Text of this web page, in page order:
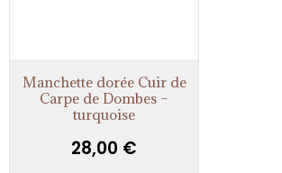
Manchette dorée Cuir de
Carpe de Dombes –
turquoise
28,00 €